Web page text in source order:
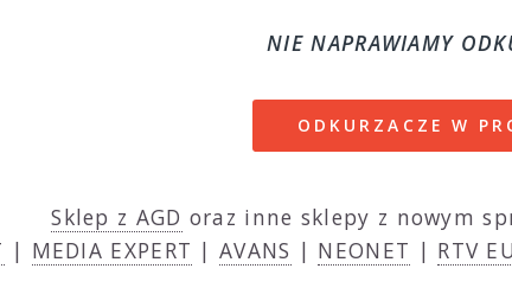
NIE NAPRAWIAMY
ODKURZACZE W
Sklep z AGD oraz inne sklepy z nowym
| MEDIA EXPERT |AVANS | NEONET | RTV